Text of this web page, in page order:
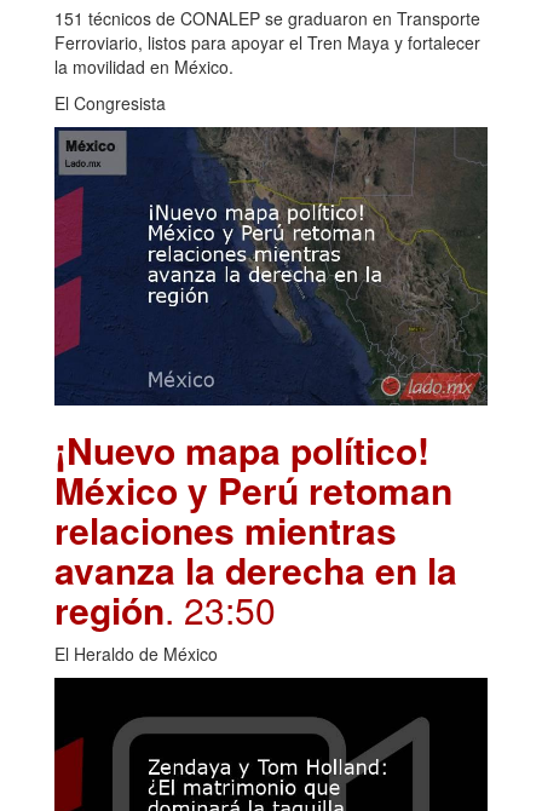
151 técnicos de CONALEP se graduaron en Transporte
Ferroviario, listos para apoyar el Tren Maya y fortalecer
la movilidad en México.
El Congresista
¡Nuevo mapa político!
México y Perú retoman
relaciones mientras
avanza la derecha en la
región. 23:50
El Heraldo de México